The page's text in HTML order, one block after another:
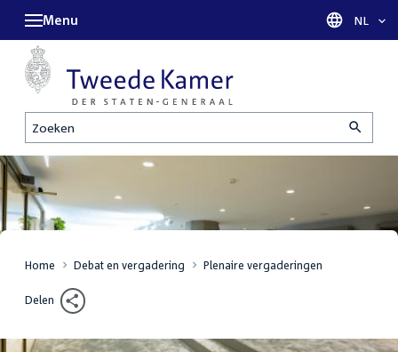
Zoeken
Menu Taal
NL
Home Debat en vergadering Plenaire vergaderingen
Delen